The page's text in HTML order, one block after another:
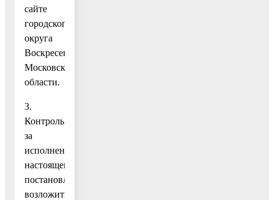
сайте
городского
округа
Воскресенск
Московской
области.
3.
Контроль
за
исполнением
настоящего
постановления
возложить